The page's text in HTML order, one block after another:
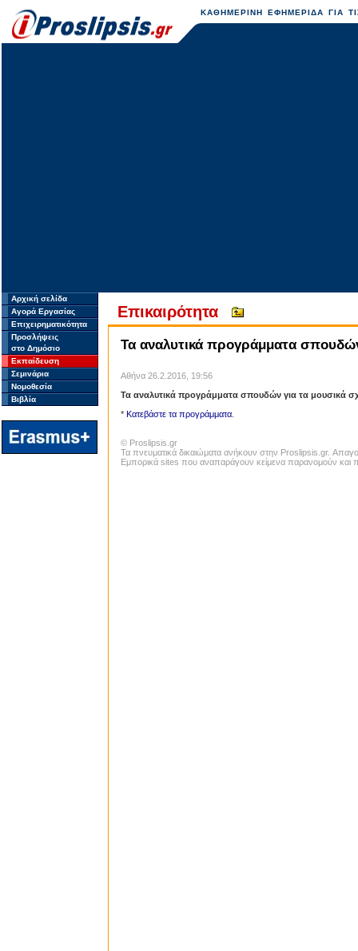
ΚΑΘΗΜΕΡΙΝΗ ΕΦΗΜΕΡΙΔΑ ΓΙΑ
Αρχική σελίδα
Αγορά Εργασίας
Επιχειρηματικότητα
Προσλήψεις
στο Δημόσιο
Εκπαίδευση
Σεμινάρια
Νομοθεσία
Βιβλία
Επικαιρότητα
Τα αναλυτικά προγράμματα
Αθήνα 26.2.2016, 19:56
Τα αναλυτικά προγράμματα σπουδών για τα μουσικά
* Κατεβάστε τα προγράμματα
© Proslipsis.gr
Τα πνευματικά δικαιώματα ανήκουν στην Proslipsis.gr.
Εμπορικά sites που αναπαράγουν κείμενα παρανομούν και